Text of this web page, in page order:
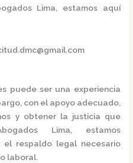
Lima, estamos aquí
puede ser una experiencia
con el apoyo adecuado,
y obtener la justicia que
Lima, estamos
el respaldo legal necesario
laboral.